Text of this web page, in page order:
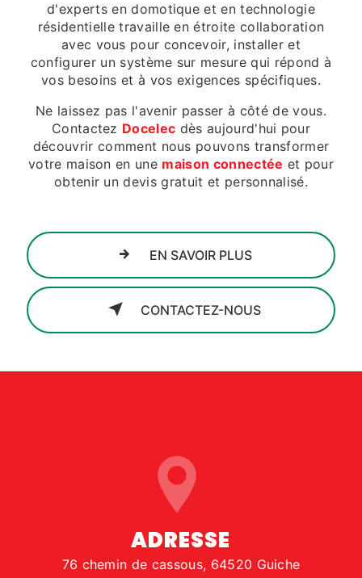
d'experts en domotique et en technologie
résidentielle travaille en étroite collaboration
avec vous pour concevoir, installer et
configurer un système sur mesure qui répond à
vos besoins et à vos exigences spécifiques.
Ne laissez pas l'avenir passer à côté de vous.
Contactez Docelec dès aujourd'hui pour
découvrir comment nous pouvons transformer
votre maison en une maison connectée et pour
obtenir un devis gratuit et personnalisé.
EN SAVOIR PLUS
CONTACTEZ-NOUS
ADRESSE
76 chemin de cassous, 64520 Guiche